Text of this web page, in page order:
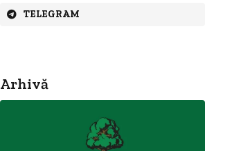
TELEGRAM
Arhivă